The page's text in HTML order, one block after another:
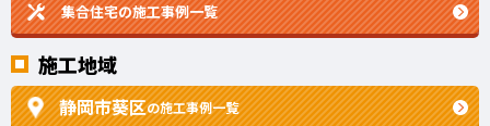
集合住宅の施工事例一覧
施工地域
静岡市葵区の施工事例一覧